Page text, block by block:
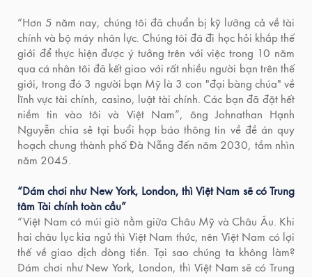
“Hơn 5 năm nay, chúng tôi đã chuẩn bị kỹ lưỡng cả về tài
chính và bộ máy nhân lực. Chúng tôi đã đi học hỏi khắp thế
giới để thực hiện được ý tưởng trên với việc trong 10 năm
qua cá nhân tôi đã kết giao với rất nhiều người bạn trên thế
giới, trong đó 3 người bạn Mỹ là 3 con "đại bàng chúa" về
lĩnh vực tài chính, casino, luật tài chính. Các bạn đã đặt hết
niềm tin vào tôi và Việt Nam”, ông Johnathan Hạnh
Nguyễn chia sẻ tại buổi họp báo thông tin về đề án quy
hoạch chung thành phố Đà Nẵng đến năm 2030, tầm nhìn
năm 2045.
“Dám chơi như New York, London, thì Việt Nam sẽ có Trung
tâm Tài chính toàn cầu”
“Việt Nam có múi giờ nằm giữa Châu Mỹ và Châu Âu. Khi
hai châu lục kia ngủ thì Việt Nam thức, nên Việt Nam có lợi
thế về giao dịch dòng tiền. Tại sao chúng ta không làm?
Dám chơi như New York, London, thì Việt Nam sẽ có Trung